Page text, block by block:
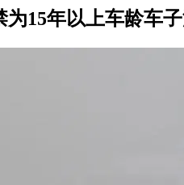
15年以上车龄车